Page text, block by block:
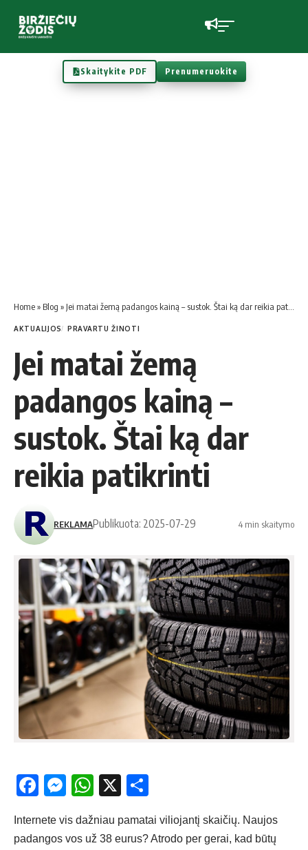
Skaitykite PDF Prenumeruokite
Home» Blog » Jei matai žemą padangos kainą – sustok. Štai ką dar reikia patikrinti
AKTUALIJOS PRAVARTU ŽINOTI
Jei matai žemą
padangos kainą –
sustok. Štai ką dar
reikia patikrinti
REKLAMAPublikuota: 2025-07-29 4 min skaitymo
Facebook
Messenger
WhatsApp
X
Internete vis dažniau pamatai viliojantį skaičių. Naujos
padangos vos už 38 eurus? Atrodo per gerai, kad būtų